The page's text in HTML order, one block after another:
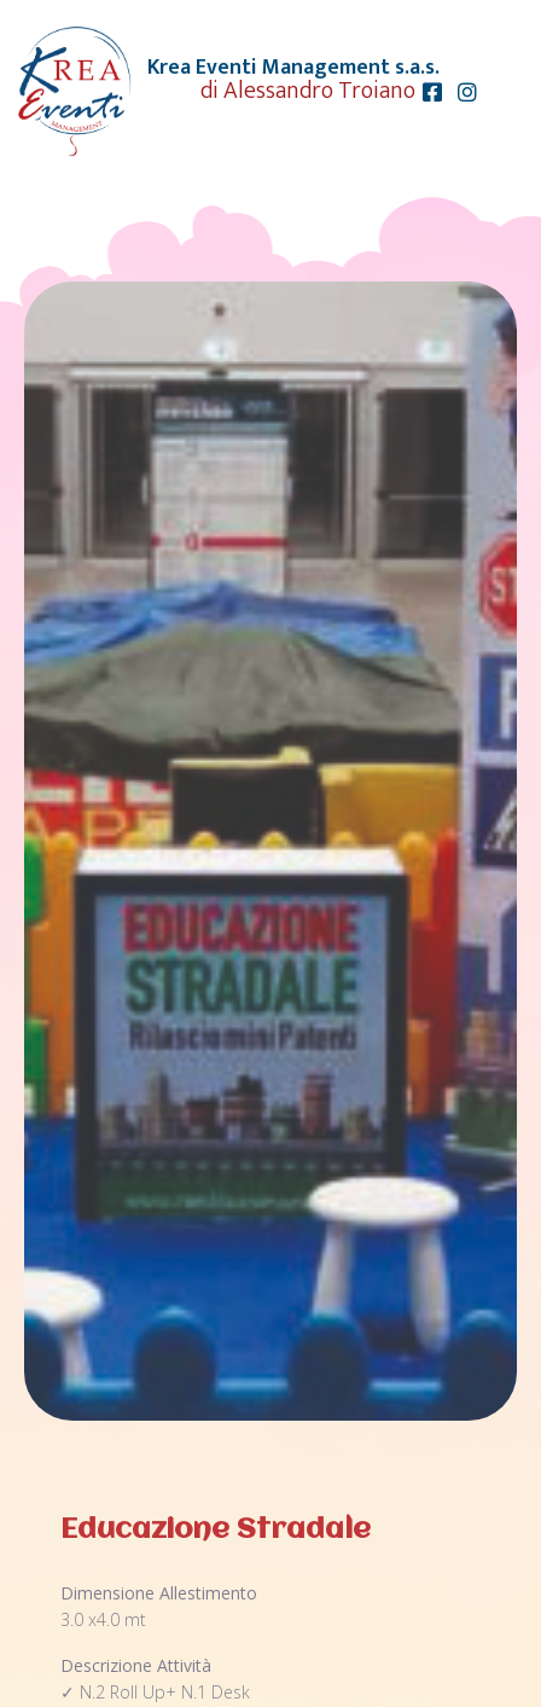
Krea Eventi Management s.a.s.
di Alessandro Troiano
Educazione Stradale
Dimensione Allestimento
3.0 x4.0 mt
Descrizione Attività
✓ N.2 Roll Up+ N.1 Desk